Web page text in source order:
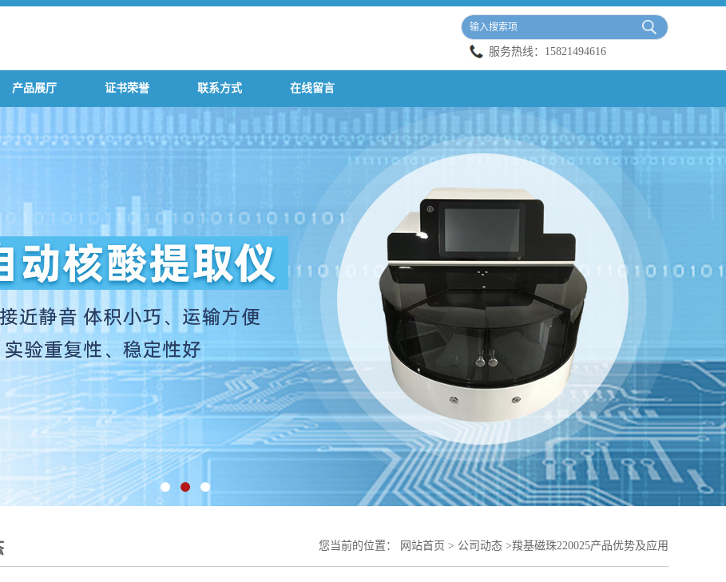
服务热线： 15821494616
产品展厅 证书荣誉 联系方式 在线留言
您当前的位置： 网站首页 > 公司动态 >羧基磁珠220025产品优势及应用